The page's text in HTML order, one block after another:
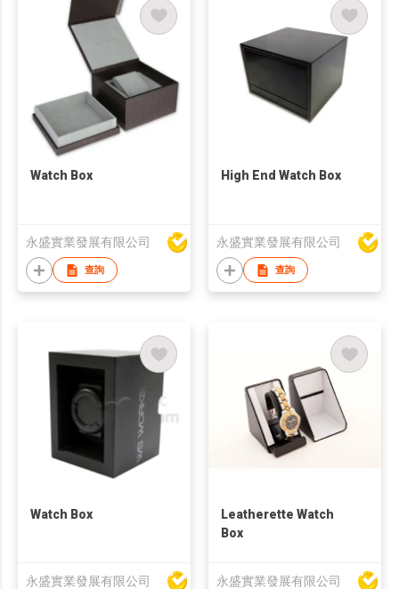
Watch Box
永盛實業發展有限公司
查詢
High End Watch Box
永盛實業發展有限公司
查詢
Watch Box
永盛實業發展有限公司
Leatherette Watch
Box
永盛實業發展有限公司